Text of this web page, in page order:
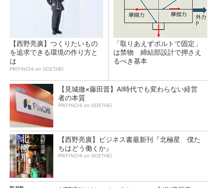
【西野亮廣】つくりたいもの
を追求できる環境の作り方と
は
PR(FINCHI on GOETHE)
「取りあえずボルトで固定」
は禁物 締結部設計で押さえ
るべき基本
【見城徹×藤田晋】AI時代でも変わらない経営
者の本質
PR(FINCHI on GOETHE)
【西野亮廣】ビジネス書最新刊『北極星 僕た
ちはどう働くか』
PR(FINCHI on GOETHE)